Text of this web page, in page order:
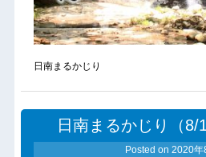
日南まるかじり
日南まるかじり（8/
Posted on 2020年